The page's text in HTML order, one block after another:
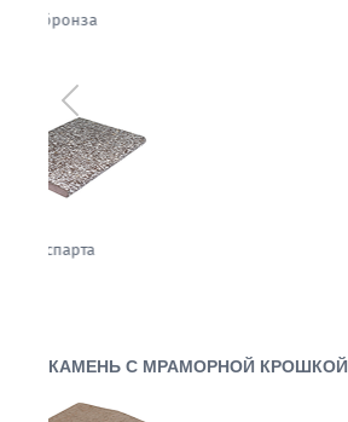
Предыдущий
КАМЕНЬ С МРАМОРНОЙ КРОШКОЙ